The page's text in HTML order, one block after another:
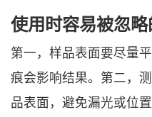
使用时容易被忽
第一，样品表面要尽量
痕会影响结果。第二，
品表面，避免漏光或位